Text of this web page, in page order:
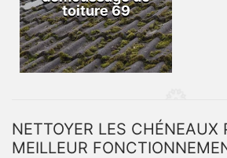
toiture 69
NETTOYER LES CHÉNEAUX
MEILLEUR